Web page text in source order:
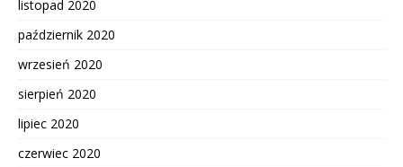
listopad 2020
październik 2020
wrzesień 2020
sierpień 2020
lipiec 2020
czerwiec 2020